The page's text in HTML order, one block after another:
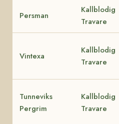
Persman
Kallblodig
Travare
Vintexa
Kallblodig
Travare
Tunneviks
Pergrim
Kallblodig
Travare